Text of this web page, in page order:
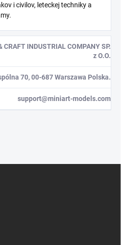
i civilov, leteckej techniky a
CRAFT INDUSTRIAL COMPANY SP.
z O.O.
70, 00-687 Warszawa Polska.
support@miniart-models.com